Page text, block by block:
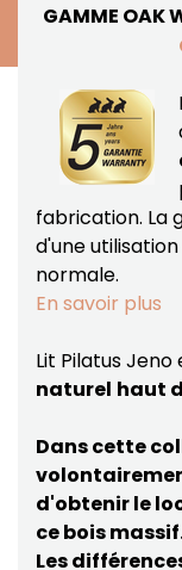
GAMME OAK
fabrication. La
d'une
normale.
En savoir plus
Lit Pilatus Jeno
naturel haut
Dans cette
d'obtenir le
ce bois
Les